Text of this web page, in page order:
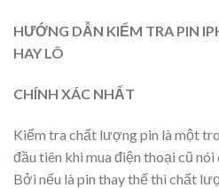
HƯỚNG DẪN KIỂM TRA PIN
HAY LÔ
CHÍNH XÁC NHẤT
Kiểm tra chất lượng pin là một
đầu tiên khi mua điện thoại cũ nói
Bởi nếu là pin thay thế thì chất